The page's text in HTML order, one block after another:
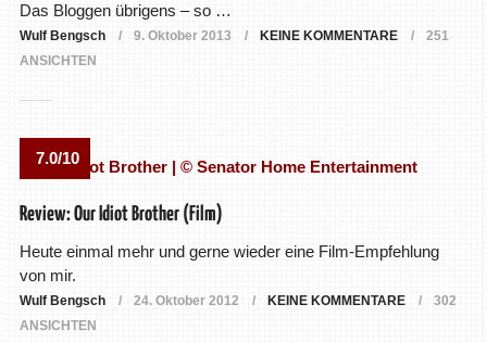
Das Bloggen übrigens – so …
Wulf Bengsch 9. Oktober 2013 KEINE KOMMENTARE
251
ANSICHTEN
7.0/10
Review: Our Idiot Brother (Film)
Heute einmal mehr und gerne wieder eine Film-Empfehlung
von mir.
Wulf Bengsch 24. Oktober 2012 KEINE KOMMENTARE
302
ANSICHTEN